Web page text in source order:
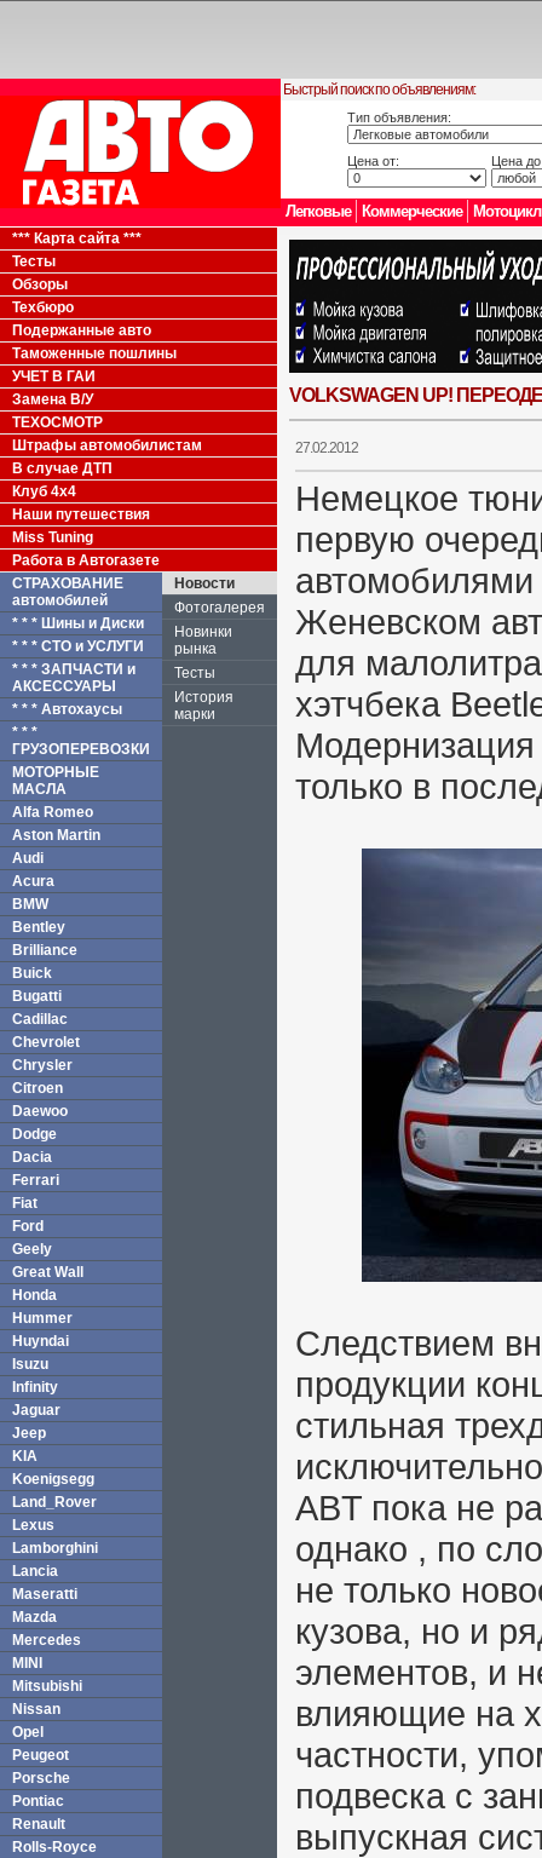
Быстрый поиск по объявлениям:
Тип объявления:
Цена от: Цена
Легковые Коммерческие
*** Карта сайта ***
Тесты
Обзоры
Техбюро
Подержанные авто
Таможенные пошлины
УЧЕТ В ГАИ
Замена В/У
ТЕХОСМОТР
Штрафы автомобилистам
В случае ДТП
Клуб 4x4
Наши путешествия
Miss Tuning
Работа в Автогазете
СТРАХОВАНИЕ
автомобилей
* * * Шины и Диски
* * * СТО и УСЛУГИ
* * * ЗАПЧАСТИ и
АКСЕССУАРЫ
* * * Автохаусы
* * *
ГРУЗОПЕРЕВОЗКИ
МОТОРНЫЕ
МАСЛА
Alfa Romeo
Aston Martin
Audi
Acura
BMW
Bentley
Brilliance
Buick
Bugatti
Cadillac
Chevrolet
Chrysler
Citroen
Daewoo
Dodge
Dacia
Ferrari
Fiat
Ford
Geely
Great Wall
Honda
Hummer
Huyndai
Isuzu
Infinity
Jaguar
Jeep
KIA
Koenigsegg
Land_Rover
Lexus
Lamborghini
Lancia
Maseratti
Mazda
Mercedes
MINI
Mitsubishi
Nissan
Opel
Peugeot
Porsche
Pontiac
Renault
Rolls-Royce
Новости
Фотогалерея
Новинки
рынка
Тесты
История
марки
VOLKSWAGEN UP!
27.02.2012
Немецкое
первую
автомобилями
Женевском
для
хэтчбека
Модернизация
только в
Следствием
продукции
стильная
ABT пока не
однако , по
не только
кузова, но и
элементов, и
влияющие на
частности,
подвеска с
выпускная